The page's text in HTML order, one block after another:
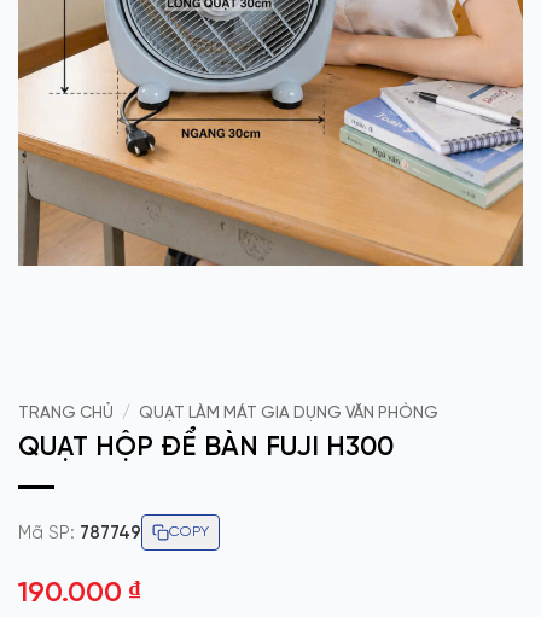
TRANG CHỦ / QUẠT LÀM MÁT GIA DỤNG VĂN PHÒNG
QUẠT HỘP ĐỂ BÀN FUJI H300
Mã SP: 787749 COPY
190.000 ₫